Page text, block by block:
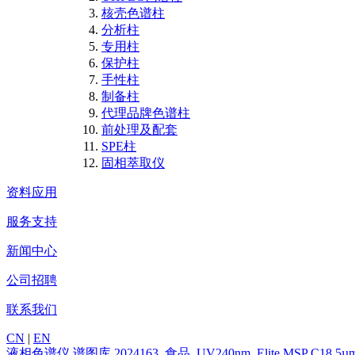
核壳色谱柱
分析柱
专用柱
保护柱
手性柱
制备柱
代理品牌色谱柱
前处理及配套
SPE柱
固相萃取仪
资料应用
服务支持
新闻中心
公司招聘
联系我们
CN | EN